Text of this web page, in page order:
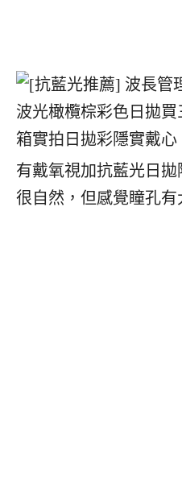
有戴氧視加抗藍光日
很自然，但感覺瞳孔有